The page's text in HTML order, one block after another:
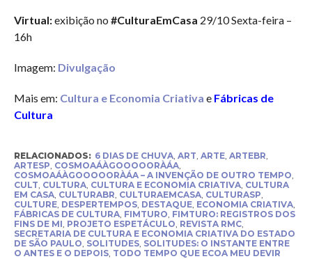
Virtual:exibição no #CulturaEmCasa 29/10 Sexta-feira –
16h
Imagem: Divulgação
Mais em: Cultura e Economia Criativa e Fábricas de
Cultura
RELACIONADOS: 6 DIAS DE CHUVA, ART ARTE, ARTEBR
ARTESP COSMOAÁÀGOOOOORÀÁA,
COSMOAÁÀGOOOOORÀÁA – A INVENÇÃO DE OUTRO TEMPO
CULT CULTURA, CULTURA E ECONOMIA CRIATIVA, CULTURA
EM CASA, CULTURABR CULTURAEMCASA, CULTURASP
CULTURE, DESPERTEMPOS, DESTAQUE, ECONOMIA CRIATIVA,
FÁBRICAS DE CULTURA, FIMTURO FIMTURO: REGISTROS DOS
FINS DE MI PROJETO ESPETÁCULO REVISTA RMC,
SECRETARIA DE CULTURA E ECONOMIA CRIATIVA DO ESTADO
DE SÃO PAULO SOLITUDES, SOLITUDES: O INSTANTE ENTRE
O ANTES E O DEPOIS, TODO TEMPO QUE ECOA MEU DEVIR